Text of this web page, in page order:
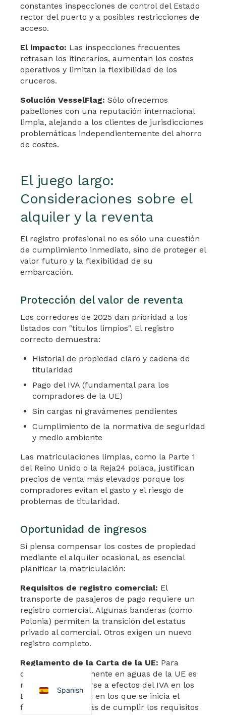
constantes inspecciones de control del Estado
rector del puerto y a posibles restricciones de
acceso.
El impacto: Las inspecciones frecuentes
retrasan los itinerarios, aumentan los costes
operativos y limitan la flexibilidad de los
cruceros.
Solución VesselFlag: Sólo ofrecemos
pabellones con una reputación internacional
limpia, alejando a los clientes de jurisdicciones
problemáticas independientemente del ahorro
de costes.
El juego largo:
Consideraciones sobre el
alquiler y la reventa
El registro profesional no es sólo una cuestión
de cumplimiento inmediato, sino de proteger el
valor futuro y la flexibilidad de su
embarcación.
Protección del valor de reventa
Los corredores de 2025 dan prioridad a los
listados con "títulos limpios". El registro
correcto demuestra:
Historial de propiedad claro y cadena de
titularidad
Pago del IVA (fundamental para los
compradores de la UE)
Sin cargas ni gravámenes pendientes
Cumplimiento de la normativa de seguridad
y medio ambiente
Las matriculaciones limpias, como la Parte 1
del Reino Unido o la Reja24 polaca, justifican
precios de venta más elevados porque los
compradores evitan el gasto y el riesgo de
problemas de titularidad.
Oportunidad de ingresos
Si piensa compensar los costes de propiedad
mediante el alquiler ocasional, es esencial
planificar la matriculación:
Requisitos de registro comercial: El
transporte de pasajeros de pago requiere un
registro comercial. Algunas banderas (como
Polonia) permiten la transición del estatus
privado al comercial. Otros exigen un nuevo
registro completo.
Reglamento de la Carta de la UE: Para
operar comercialmente en aguas de la UE es
necesario registrarse a efectos del IVA en los
Estados miembros en los que se inicia el
fletamento, además de cumplir los requisitos
Spanish
English
Turkish
Portuguese
French
German